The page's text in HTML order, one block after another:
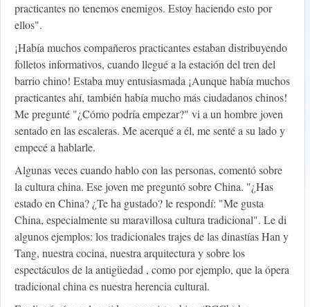
practicantes no tenemos enemigos. Estoy haciendo esto por
ellos".
¡Había muchos compañeros practicantes estaban distribuyendo
folletos informativos, cuando llegué a la estación del tren del
barrio chino! Estaba muy entusiasmada ¡Aunque había muchos
practicantes ahí, también había mucho más ciudadanos chinos!
Me pregunté "¿Cómo podría empezar?" vi a un hombre joven
sentado en las escaleras. Me acerqué a él, me senté a su lado y
empecé a hablarle.
Algunas veces cuando hablo con las personas, comentó sobre
la cultura china. Ese joven me preguntó sobre China. "¿Has
estado en China? ¿Te ha gustado? le respondí: "Me gusta
China, especialmente su maravillosa cultura tradicional". Le di
algunos ejemplos: los tradicionales trajes de las dinastías Han y
Tang, nuestra cocina, nuestra arquitectura y sobre los
espectáculos de la antigüedad , como por ejemplo, que la ópera
tradicional china es nuestra herencia cultural.